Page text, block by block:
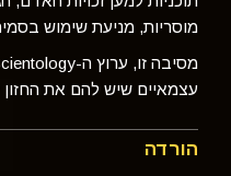
מוסריות, מניעת שימוש
עצמאיים שיש להם את החזון
הורדה